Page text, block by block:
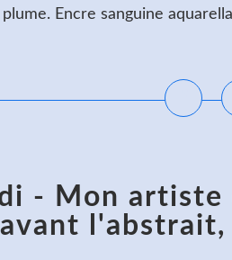
Encre sanguine
- Mon artiste
avant l'abstrait,